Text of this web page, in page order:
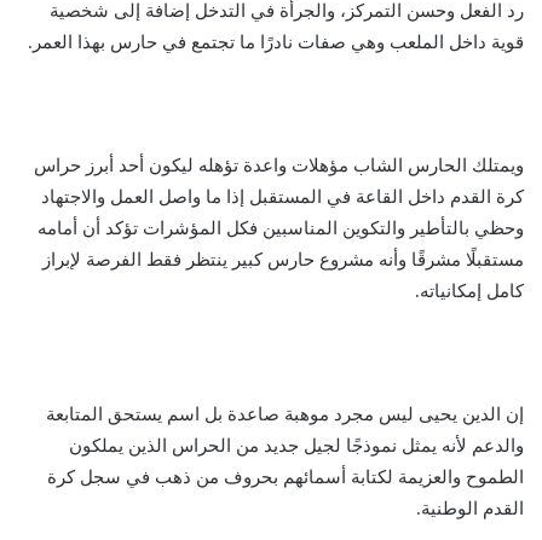
رد الفعل وحسن التمركز، والجرأة في التدخل إضافة إلى شخصية
قوية داخل الملعب وهي صفات نادرًا ما تجتمع في حارس بهذا العمر.
ويمتلك الحارس الشاب مؤهلات واعدة تؤهله ليكون أحد أبرز حراس
كرة القدم داخل القاعة في المستقبل إذا ما واصل العمل والاجتهاد
وحظي بالتأطير والتكوين المناسبين فكل المؤشرات تؤكد أن أمامه
مستقبلًا مشرقًا وأنه مشروع حارس كبير ينتظر فقط الفرصة لإبراز
كامل إمكانياته.
إن الدين يحيى ليس مجرد موهبة صاعدة بل اسم يستحق المتابعة
والدعم لأنه يمثل نموذجًا لجيل جديد من الحراس الذين يملكون
الطموح والعزيمة لكتابة أسمائهم بحروف من ذهب في سجل كرة
القدم الوطنية.